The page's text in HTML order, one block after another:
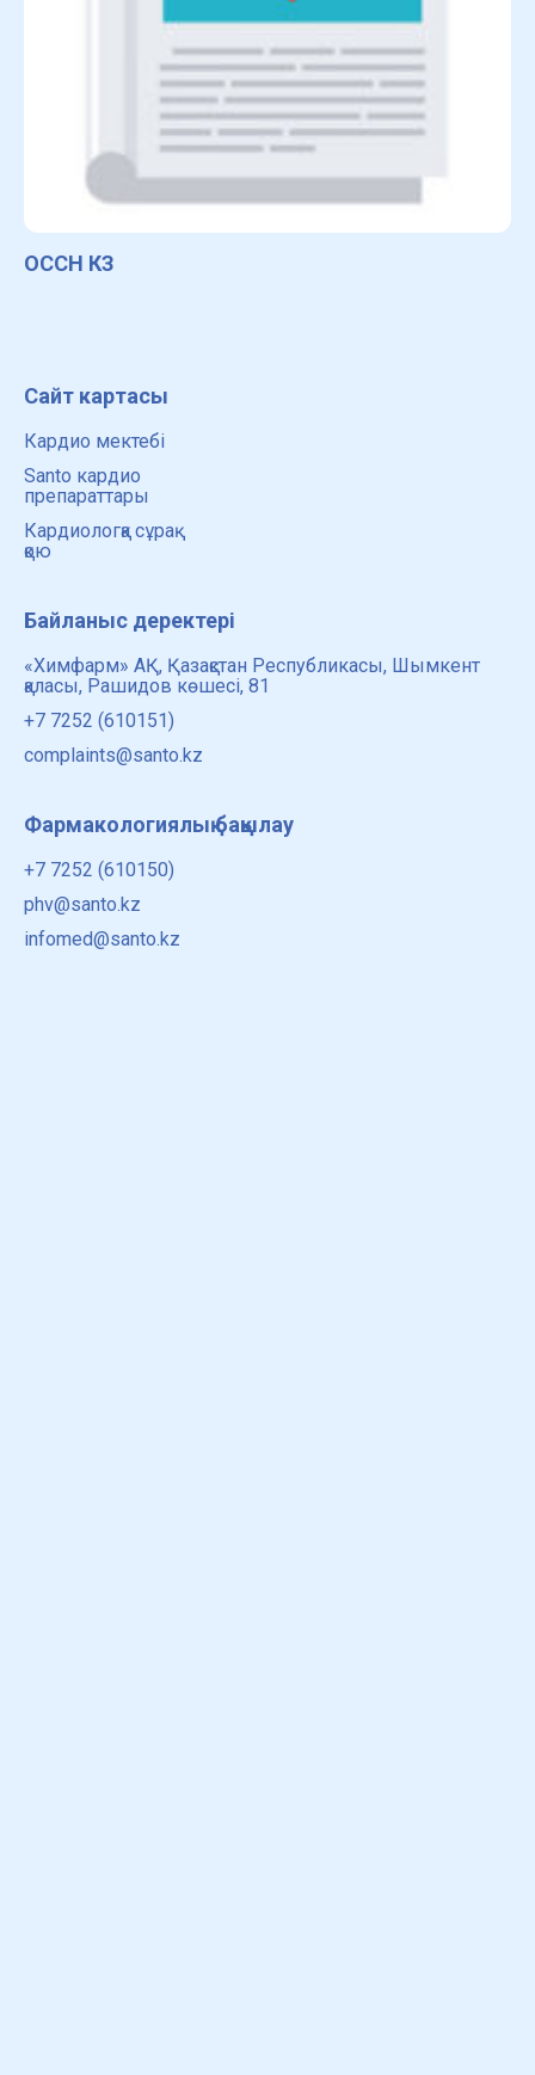
ОССН КЗ
Сайт картасы
Кардио мектебі
Santo кардио
препараттары
Кардиологқа сұрақ
қою
Байланыс деректері
«Химфарм» АҚ, Қазақстан Республикасы, Шымкент
қаласы, Рашидов көшесі, 81
+7 7252 (610151)
complaints@santo.kz
Фармакологиялық бақылау
+7 7252 (610150)
phv@santo.kz
infomed@santo.kz